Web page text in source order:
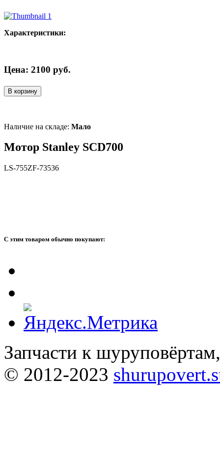
Характеристики:
Цена: 2100 руб.
В корзину
Наличие на складе: Мало
Мотор Stanley SCD700
LS-755ZF-73536
С этим товаром обычно покупают:
Запчасти к
© 2012-2023